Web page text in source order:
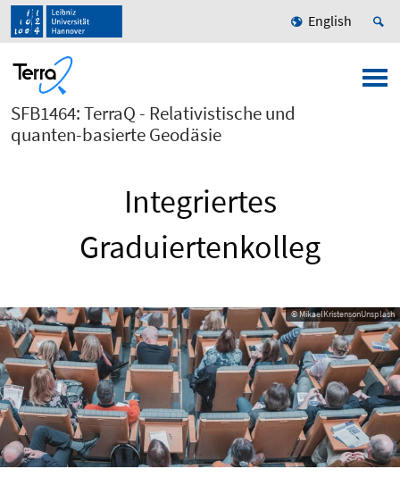
English
SFB1464: TerraQ - Relativistische und
quanten-basierte Geodäsie
Integriertes
Graduiertenkolleg
© MikaelKristensonUnsplash